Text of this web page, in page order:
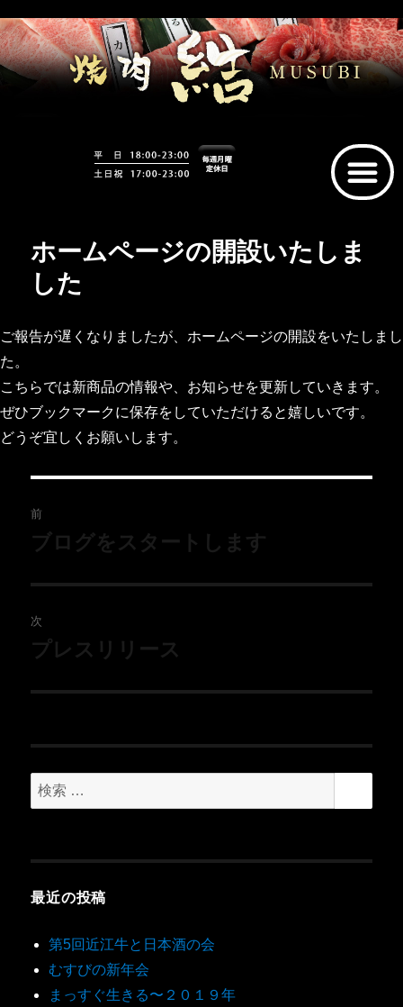
ホームページの開設いたしま
した
ご報告が遅くなりましたが、ホームページの開設をいたしまし
た。
こちらでは新商品の情報や、お知らせを更新していきます。
ぜひブックマークに保存をしていただけると嬉しいです。
どうぞ宜しくお願いします。
前
ブログをスタートします
次
プレスリリース
最近の投稿
第5回近江牛と日本酒の会
むすびの新年会
まっすぐ生きる〜２０１９年